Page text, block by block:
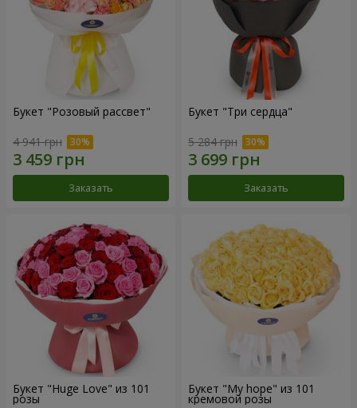
Букет "Розовый рассвет"
4 941 грн
Заказать
Букет "Три сердца"
5 284 грн
Заказать
Букет "Huge Love" из 101
розы
Букет "My hope" из 101
кремовой розы